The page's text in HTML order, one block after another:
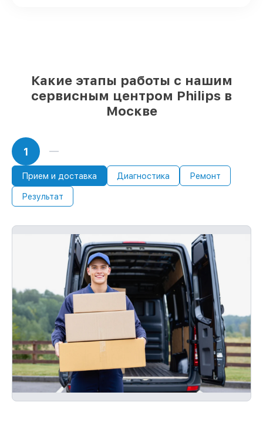
Какие этапы работы с нашим
сервисным центром Philips в
Москве
1
Прием и доставка Диагностика Ремонт
Результат